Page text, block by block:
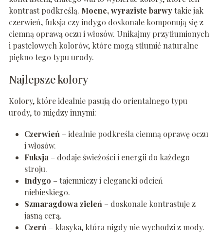
kontrast podkreślą. Mocne, wyraziste barwytakie jak
czerwień, fuksja czy indygo doskonale komponują się z
ciemną oprawą oczu i włosów. Unikajmy przytłumionych
i pastelowych kolorów, które mogą stłumić naturalne
piękno tego typu urody.
Najlepsze kolory
Kolory, które idealnie pasują do orientalnego typu
urody, to między innymi:
Czerwień – idealnie podkreśla ciemną oprawę oczu
i włosów.
Fuksja – dodaje świeżości i energii do każdego
stroju.
Indygo – tajemniczy i elegancki odcień
niebieskiego.
Szmaragdowa zieleń – doskonale kontrastuje z
jasną cerą.
Czerń – klasyka, która nigdy nie wychodzi z mody.